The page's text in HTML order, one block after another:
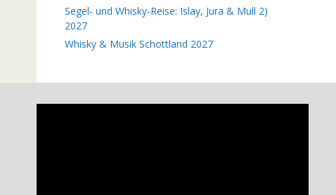
Segel- und Whisky-Reise: Islay, Jura & Mull 2)
2027
Whisky & Musik Schottland 2027